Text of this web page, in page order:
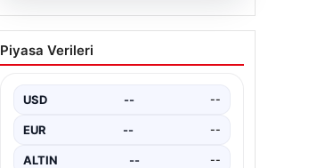
Avcılar Belediyesi’ne
operasyon. 12 şüpheli
Piyasa Verileri
USD -- --
EUR -- --
ALTIN -- --